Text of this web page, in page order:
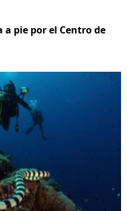
pie por el Centro de